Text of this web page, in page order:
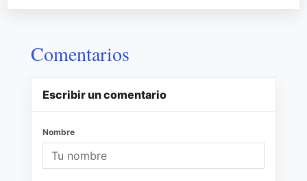
Comentarios
Escribir un comentario
Nombre